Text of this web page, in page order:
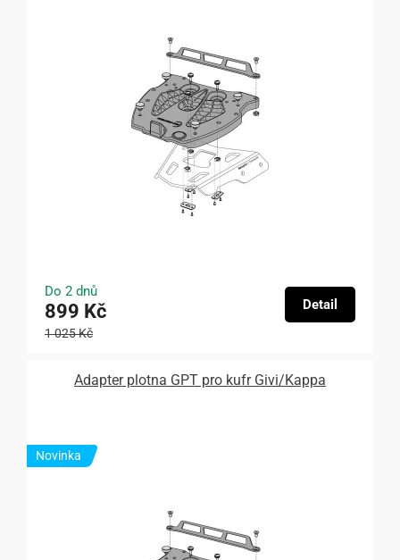
Do 2 dnů
899 Kč
1 025 Kč
Detail
Adapter plotna GPT pro kufr Givi/Kappa
Novinka